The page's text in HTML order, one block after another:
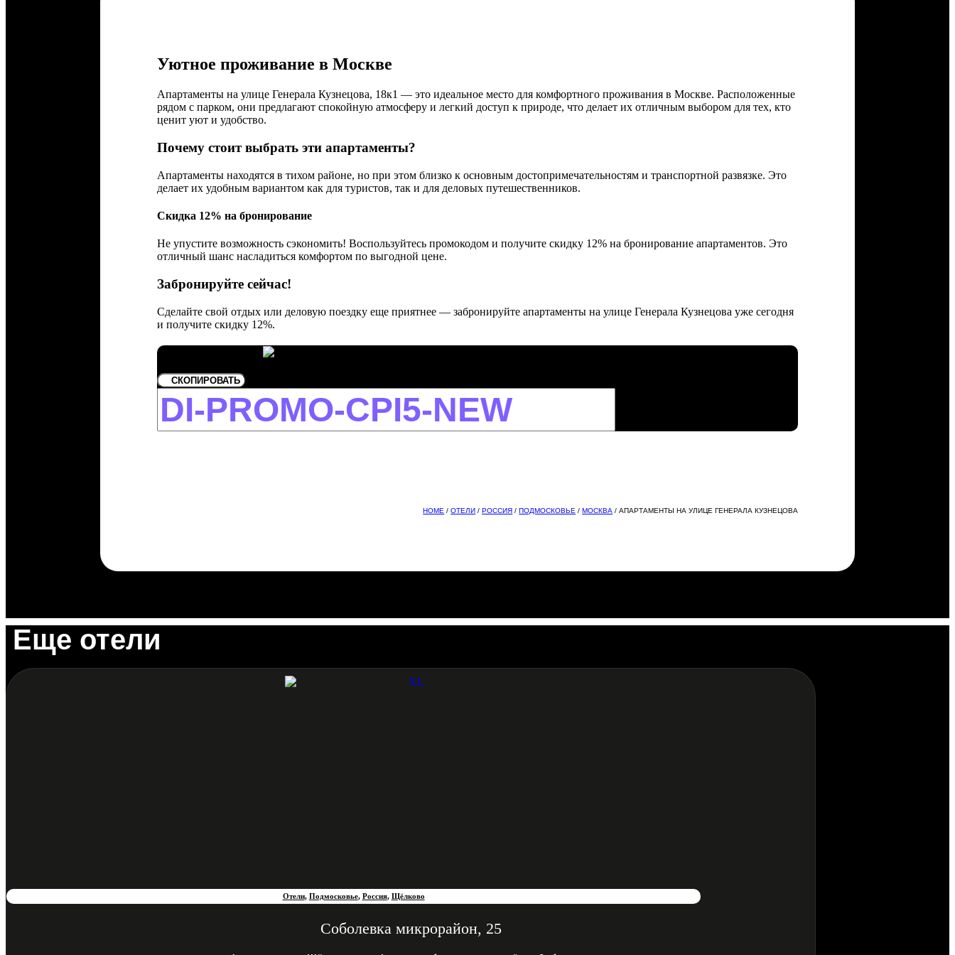
Уютное проживание в Москве
Апартаменты на улице Генерала Кузнецова, 18к1 — это идеальное место для комфортного проживания в Москве. Расположенные
рядом с парком, они предлагают спокойную атмосферу и легкий доступ к природе, что делает их отличным выбором для тех, кто
ценит уют и удобство.
Почему стоит выбрать эти апартаменты?
Апартаменты находятся в тихом районе, но при этом близко к основным достопримечательностям и транспортной развязке. Это
делает их удобным вариантом как для туристов, так и для деловых путешественников.
Скидка 12% на бронирование
Не упустите возможность сэкономить! Воспользуйтесь промокодом и получите скидку 12% на бронирование апартаментов. Это
отличный шанс насладиться комфортом по выгодной цене.
Забронируйте сейчас!
Сделайте свой отдых или деловую поездку еще приятнее — забронируйте апартаменты на улице Генерала Кузнецова уже сегодня
и получите скидку 12%.
СКОПИРОВАТЬ
HOME /ОТЕЛИ /РОССИЯ /ПОДМОСКОВЬЕ /МОСКВА / АПАРТАМЕНТЫ НА УЛИЦЕ ГЕНЕРАЛА КУЗНЕЦОВА
Еще отели
Отели, Подмосковье, Россия, Щёлково
Соболевка микрорайон, 25